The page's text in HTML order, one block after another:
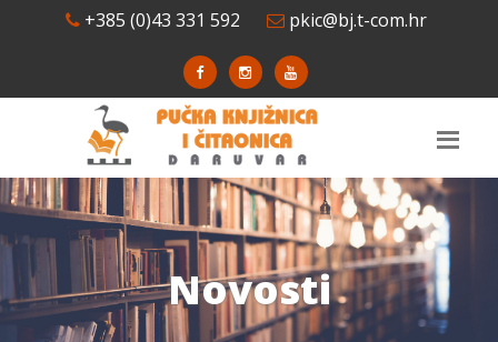
+385 (0)43 331 592 pkic@bj.t-com.hr
Novosti